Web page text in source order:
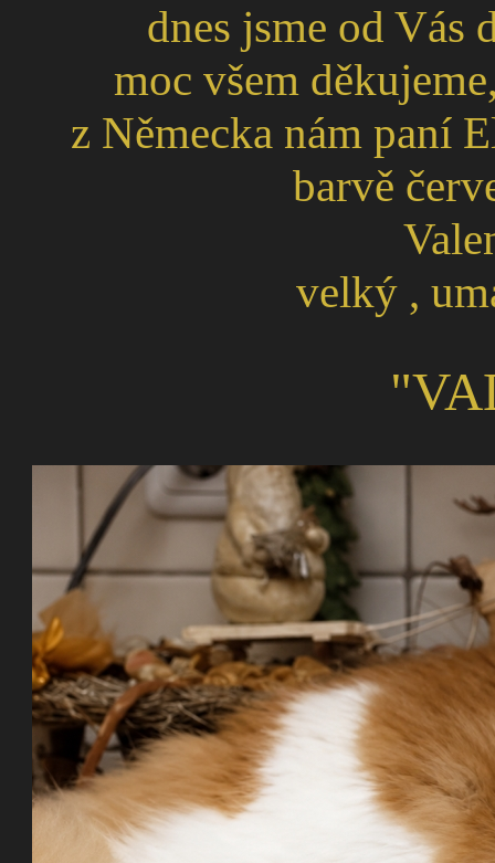
dnes jsme od Vás
moc všem
z Německa nám paní
barvě
velký ,